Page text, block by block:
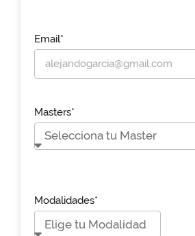
Email*
Masters*
Modalidades*